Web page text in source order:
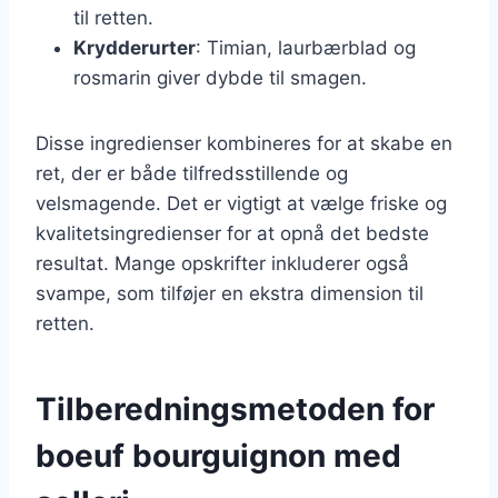
til retten.
Krydderurter: Timian, laurbærblad og
rosmarin giver dybde til smagen.
Disse ingredienser kombineres for at skabe en
ret, der er både tilfredsstillende og
velsmagende. Det er vigtigt at vælge friske og
kvalitetsingredienser for at opnå det bedste
resultat. Mange opskrifter inkluderer også
svampe, som tilføjer en ekstra dimension til
retten.
Tilberedningsmetoden for
boeuf bourguignon med